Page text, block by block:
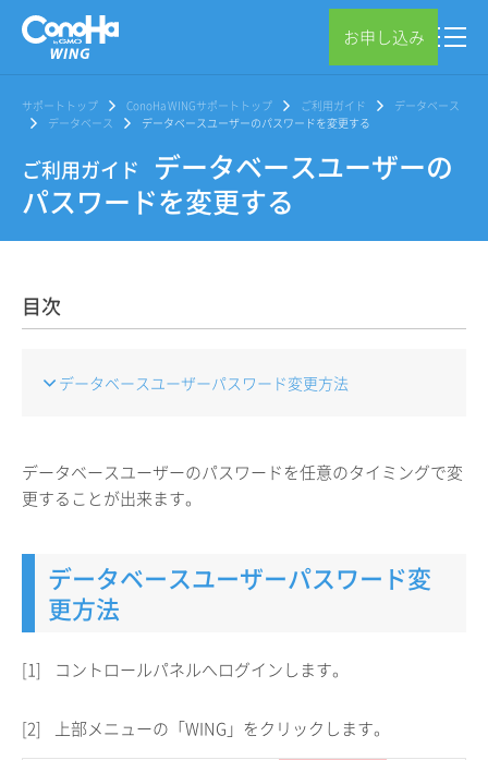
お申し込み
サポートトップ ConoHa WINGサポートトップ ご利用ガイド
データベース
データベース
データベースユーザーのパスワードを変更する
ご利用ガイド
データベースユーザーの
パスワードを変更する
目次
データベースユーザーパスワード変更方法
データベースユーザーのパスワードを任意のタイミングで変
更することが出来ます。
データベースユーザーパスワード変
更方法
[1] コントロールパネルへログインします。
[2] 上部メニューの「WING」をクリックします。